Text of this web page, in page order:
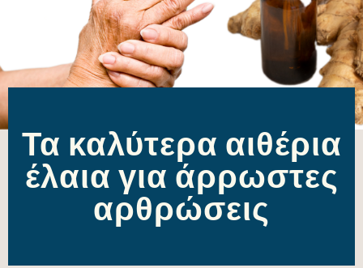
Τα καλύτερα αιθέρια
έλαια για άρρωστες
αρθρώσεις